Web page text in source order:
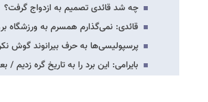
چه شد قائدی تصمیم به ازدواج گرفت؟
قائدی: نمی‌گذارم همسرم به ورزشگاه
پرسپولیسی‌ها به حرف بیرانوند گوش
بایرامی: این برد را به تاریخ گره زدیم /